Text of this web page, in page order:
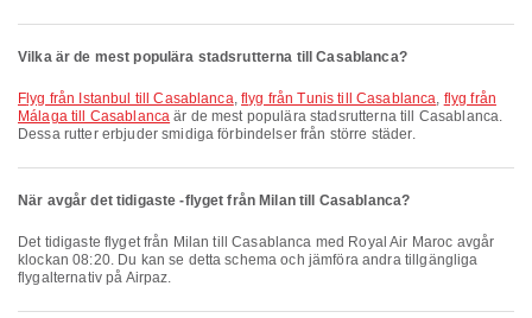
Vilka är de mest populära stadsrutterna till Casablanca?
flyg från Istanbul till Casablanca,flyg från Tunis till Casablanca, flyg från
Málaga till Casablanca är de mest populära stadsrutterna till Casablanca.
Dessa rutter erbjuder smidiga förbindelser från större städer.
När avgår det tidigaste -flyget från Milan till Casablanca?
Det tidigaste flyget från Milan till Casablanca med Royal Air Maroc avgår
klockan 08:20. Du kan se detta schema och jämföra andra tillgängliga
flygalternativ på Airpaz.